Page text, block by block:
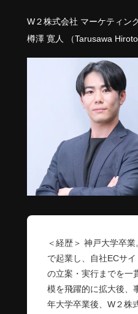
W２株式会社 マーケティン
樽澤 寛人 （Tarusawa Hiroto
＜経歴＞ 神戸大学卒
で起業し、自社ECサ
の立案・実行までを一
模を飛躍的に拡大後、
年大学卒業後、W２株